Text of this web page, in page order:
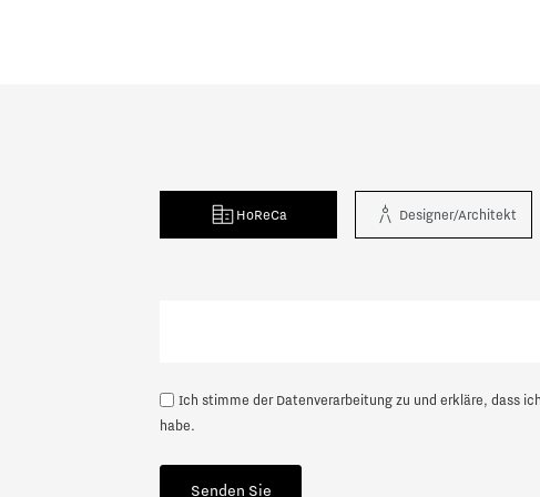
HoReCa Designer/Architekt
Ich stimme der Datenverarbeitung zu und erkläre, dass
habe.
Senden Sie